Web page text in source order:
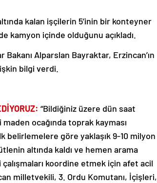
kalan işçilerin 5’inin bir konteyner
kamyon içinde olduğunu açıkladı.
Alparslan Bayraktar, Erzincan’ın
bilgi verdi.
“Bildiğiniz üzere dün saat
ocağında toprak kayması
göre yaklaşık 9-10 milyon
altında kaldı ve hemen arama
çalışmaları koordine etmek için afet acil
milletvekili, 3. Ordu Komutanı, İçişleri,